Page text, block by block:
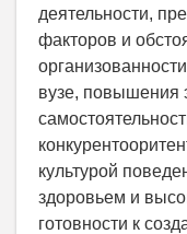
деятельности,
факторов и
вузе, повышения
культурой
здоровьем и
готовности к